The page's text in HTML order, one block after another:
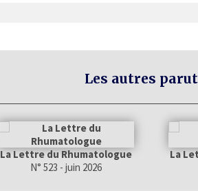
Les autres
La Lettre du Rhumatologue
N° 523 - juin 2026
La